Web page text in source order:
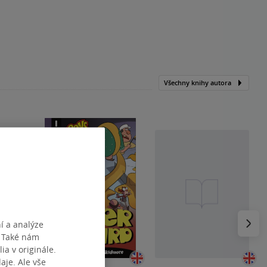
Všechny knihy autora
a analýze
nám
v originále.
Ale vše